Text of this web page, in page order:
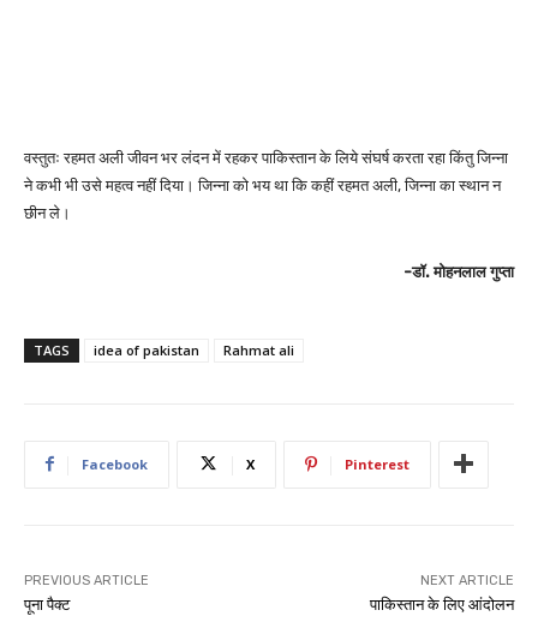
वस्तुतः रहमत अली जीवन भर लंदन में रहकर पाकिस्तान के लिये संघर्ष करता रहा किंतु जिन्ना
ने कभी भी उसे महत्व नहीं दिया। जिन्ना को भय था कि कहीं रहमत अली, जिन्ना का स्थान न
छीन ले।
-डॉ. मोहनलाल गुप्ता
TAGS idea of pakistan Rahmat ali
Facebook X Pinterest
PREVIOUS ARTICLE
पूना पैक्ट
NEXT ARTICLE
पाकिस्तान के लिए आंदोलन